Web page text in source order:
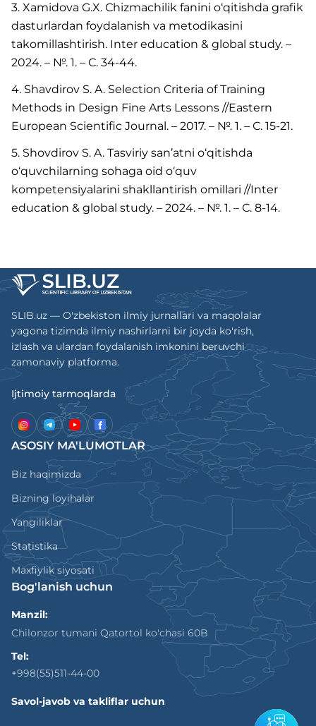
3. Xamidova G.X. Сhizmachilik fanini o‘qitishda grafik
dasturlardan foydalanish va metodikasini
takomillashtirish. Inter education & global study. –
2024. – №. 1. – С. 34-44.
4. Shavdirov S. A. Selection Criteria of Training
Methods in Design Fine Arts Lessons //Eastern
European Scientific Journal. – 2017. – №. 1. – С. 15-21.
5. Shovdirov S. A. Tasviriy san’atni o‘qitishda
o‘quvchilarning sohaga oid o‘quv
kompetensiyalarini shakllantirish omillari //Inter
education & global study. – 2024. – №. 1. – С. 8-14.
SLIB.uz — O'zbekiston ilmiy jurnallari va maqolalar
yagona tizimda ilmiy nashirlarni bir joyda ko'rish,
izlash va ulardan foydalanish imkonini beruvchi
zamonaviy platforma.
Ijtimoiy tarmoqlarda
ASOSIY MA'LUMOTLAR
Biz haqimizda
Bizning loyihalar
Yangiliklar
Statistika
Maxfiylik siyosati
Bog'lanish uchun
Manzil:
Chilonzor tumani Qatortol ko'chasi 60B
Tel:
+998(55)511-44-00
Savol-javob va takliflar uchun